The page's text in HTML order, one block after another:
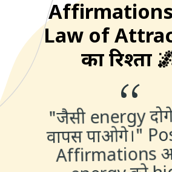
“
"जैसी energy
वापस पाओगे।"
Affirmations
Law of
का रिश्ता